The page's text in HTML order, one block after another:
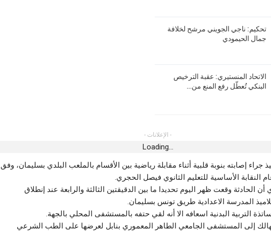
تحكيم: ناجي الجويني مرشح لخلافة
جمال الحيمودي
الاتحاد المنستيري: عقبة الترخيص
البنكي تُعطّل رفع المنع من…
- الإعلانات -
Loading...
جراء إصابته بنوبة قلبية أثناء مقابلة رياضية بين الأقسام بالملعب البلدي بسليمان، وفق
النقابة الأساسية للتعليم الثانوي فيصل الحجري.
الحادثة وقعت ظهر اليوم تحديدا ما بين الدقيقتين الثالثة والرابعة عند إنطلاق
المدرسة الاعدادية طريق تونس بسليمان.
التربية البدنية اسعافه الا أنه لقي حتفه بالمستشفى المحلي بالجهة.
إلى المستشفى الجامعي الطاهر المعموري بنابل لعرضها على الطب الشرعي
لخلافة جمال
يُصحّح الوضعيّة